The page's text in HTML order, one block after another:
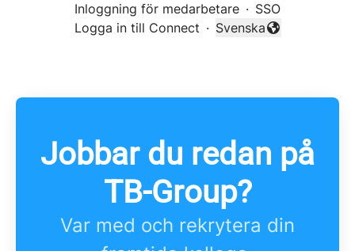
Inloggning för medarbetare · SSO
Logga in till Connect ·
Byt språk
Svenska
Jobbar du redan på
TB-Group?
Var med och rekrytera din